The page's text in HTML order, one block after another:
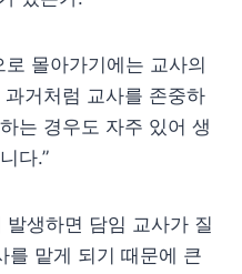
몰아가기에는 교사의
거처럼 교사를 존중하
는 경우도 자주 있어 생
다.”
발생하면 담임 교사가 질
를 맡게 되기 때문에 큰